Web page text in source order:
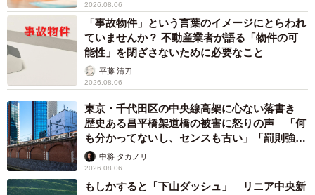
2026.08.06
「事故物件」という言葉のイメージにとらわれ
ていませんか？ 不動産業者が語る「物件の可
能性」を閉ざさないために必要なこと
平藤 清刀
2026.08.06
東京・千代田区の中央線高架に心ない落書き
歴史ある昌平橋架道橋の被害に怒りの声 「何
も分かってないし、センスも古い」「罰則強化
して」中将 タカノリ
2026.08.06
もしかすると「下山ダッシュ」 リニア中央新